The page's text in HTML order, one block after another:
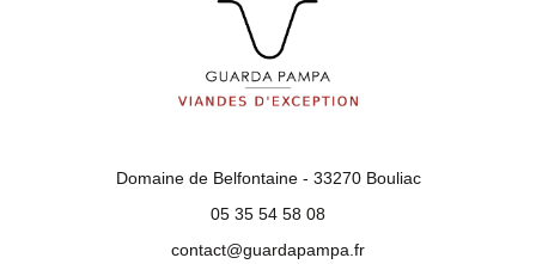
Domaine de Belfontaine - 33270 Bouliac
05 35 54 58 08
contact@guardapampa.fr